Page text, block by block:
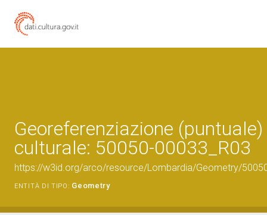
Georeferenziazione
culturale: 50050-00033_R03
https://w3id.org/arco/resource/Lombardia/Geometry/
ENTITÀ DI TIPO: Geometry